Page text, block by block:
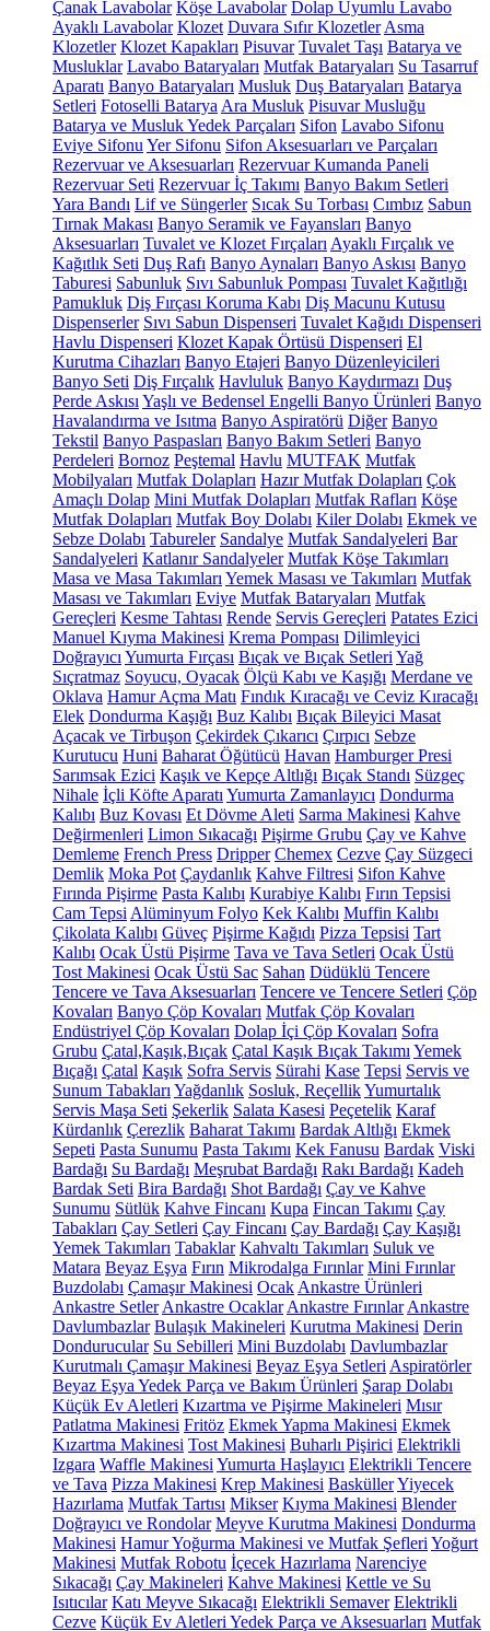
Çanak Lavabolar Köşe Lavabolar Dolap Uyumlu Lavabo
Ayaklı Lavabolar Klozet Duvara Sıfır Klozetler Asma
Klozetler Klozet Kapakları Pisuvar Tuvalet Taşı Batarya ve
Musluklar Lavabo Bataryaları Mutfak Bataryaları Su Tasarruf
Aparatı Banyo Bataryaları Musluk Duş Bataryaları Batarya
Setleri Fotoselli Batarya Ara Musluk Pisuvar Musluğu
Batarya ve Musluk Yedek Parçaları Sifon Lavabo Sifonu
Eviye Sifonu Yer Sifonu Sifon Aksesuarları ve Parçaları
Rezervuar ve Aksesuarları Rezervuar Kumanda Paneli
Rezervuar Seti Rezervuar İç Takımı Banyo Bakım Setleri
Yara Bandı Lif ve Süngerler Sıcak Su Torbası Cımbız Sabun
Tırnak Makası Banyo Seramik ve Fayansları Banyo
Aksesuarları Tuvalet ve Klozet Fırçaları Ayaklı Fırçalık ve
Kağıtlık Seti Duş Rafı Banyo Aynaları Banyo Askısı Banyo
Taburesi Sabunluk Sıvı Sabunluk Pompası Tuvalet Kağıtlığı
Pamukluk Diş Fırçası Koruma Kabı Diş Macunu Kutusu
Dispenserler Sıvı Sabun Dispenseri Tuvalet Kağıdı Dispenseri
Havlu Dispenseri Klozet Kapak Örtüsü Dispenseri El
Kurutma Cihazları Banyo Etajeri Banyo Düzenleyicileri
Banyo Seti Diş Fırçalık Havluluk Banyo Kaydırmazı Duş
Perde Askısı Yaşlı ve Bedensel Engelli Banyo Ürünleri Banyo
Havalandırma ve Isıtma Banyo Aspiratörü Diğer Banyo
Tekstil Banyo Paspasları Banyo Bakım Setleri Banyo
Perdeleri Bornoz Peştemal Havlu MUTFAK Mutfak
Mobilyaları Mutfak Dolapları Hazır Mutfak Dolapları Çok
Amaçlı Dolap Mini Mutfak Dolapları Mutfak Rafları Köşe
Mutfak Dolapları Mutfak Boy Dolabı Kiler Dolabı Ekmek ve
Sebze Dolabı Tabureler Sandalye Mutfak Sandalyeleri Bar
Sandalyeleri Katlanır Sandalyeler Mutfak Köşe Takımları
Masa ve Masa Takımları Yemek Masası ve Takımları Mutfak
Masası ve Takımları Eviye Mutfak Bataryaları Mutfak
Gereçleri Kesme Tahtası Rende Servis Gereçleri Patates Ezici
Manuel Kıyma Makinesi Krema Pompası Dilimleyici
Doğrayıcı Yumurta Fırçası Bıçak ve Bıçak Setleri Yağ
Sıçratmaz Soyucu, Oyacak Ölçü Kabı ve Kaşığı Merdane ve
Oklava Hamur Açma Matı Fındık Kıracağı ve Ceviz Kıracağı
Elek Dondurma Kaşığı Buz Kalıbı Bıçak Bileyici Masat
Açacak ve Tirbuşon Çekirdek Çıkarıcı Çırpıcı Sebze
Kurutucu Huni Baharat Öğütücü Havan Hamburger Presi
Sarımsak Ezici Kaşık ve Kepçe Altlığı Bıçak Standı Süzgeç
Nihale İçli Köfte Aparatı Yumurta Zamanlayıcı Dondurma
Kalıbı Buz Kovası Et Dövme Aleti Sarma Makinesi Kahve
Değirmenleri Limon Sıkacağı Pişirme Grubu Çay ve Kahve
Demleme French Press Dripper Chemex Cezve Çay Süzgeci
Demlik Moka Pot Çaydanlık Kahve Filtresi Sifon Kahve
Fırında Pişirme Pasta Kalıbı Kurabiye Kalıbı Fırın Tepsisi
Cam Tepsi Alüminyum Folyo Kek Kalıbı Muffin Kalıbı
Çikolata Kalıbı Güveç Pişirme Kağıdı Pizza Tepsisi Tart
Kalıbı Ocak Üstü Pişirme Tava ve Tava Setleri Ocak Üstü
Tost Makinesi Ocak Üstü Sac Sahan Düdüklü Tencere
Tencere ve Tava Aksesuarları Tencere ve Tencere Setleri Çöp
Kovaları Banyo Çöp Kovaları Mutfak Çöp Kovaları
Endüstriyel Çöp Kovaları Dolap İçi Çöp Kovaları Sofra
Grubu Çatal,Kaşık,Bıçak Çatal Kaşık Bıçak Takımı Yemek
Bıçağı Çatal Kaşık Sofra Servis Sürahi Kase Tepsi Servis ve
Sunum Tabakları Yağdanlık Sosluk, ReçellikYumurtalık
Servis Maşa Seti Şekerlik Salata Kasesi Peçetelik Karaf
Kürdanlık Çerezlik Baharat Takımı Bardak Altlığı Ekmek
Sepeti Pasta Sunumu Pasta Takımı Kek Fanusu Bardak Viski
Bardağı Su Bardağı Meşrubat Bardağı Rakı Bardağı Kadeh
Bardak Seti Bira Bardağı Shot Bardağı Çay ve Kahve
Sunumu Sütlük Kahve Fincanı Kupa Fincan Takımı Çay
Tabakları Çay Setleri Çay Fincanı Çay Bardağı Çay Kaşığı
Yemek Takımları Tabaklar Kahvaltı Takımları Suluk ve
Matara Beyaz Eşya Fırın Mikrodalga Fırınlar Mini Fırınlar
Buzdolabı Çamaşır Makinesi Ocak Ankastre Ürünleri
Ankastre Setler Ankastre Ocaklar Ankastre Fırınlar Ankastre
Davlumbazlar Bulaşık Makineleri Kurutma Makinesi Derin
Dondurucular Su Sebilleri Mini Buzdolabı Davlumbazlar
Kurutmalı Çamaşır Makinesi Beyaz Eşya Setleri Aspiratörler
Beyaz Eşya Yedek Parça ve Bakım Ürünleri Şarap Dolabı
Küçük Ev Aletleri Kızartma ve Pişirme Makineleri Mısır
Patlatma Makinesi Fritöz Ekmek Yapma Makinesi Ekmek
Kızartma Makinesi Tost Makinesi Buharlı Pişirici Elektrikli
Izgara Waffle Makinesi Yumurta Haşlayıcı Elektrikli Tencere
ve Tava Pizza Makinesi Krep Makinesi BasküllerYiyecek
Hazırlama Mutfak Tartısı Mikser Kıyma Makinesi Blender
Doğrayıcı ve Rondolar Meyve Kurutma Makinesi Dondurma
Makinesi Hamur Yoğurma Makinesi ve Mutfak Şefleri Yoğurt
Makinesi Mutfak Robotu İçecek Hazırlama Narenciye
Sıkacağı Çay Makineleri Kahve Makinesi Kettle ve Su
Isıtıcılar Katı Meyve Sıkacağı Elektrikli Semaver Elektrikli
Cezve Küçük Ev Aletleri Yedek Parça ve Aksesuarları Mutfak